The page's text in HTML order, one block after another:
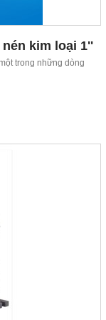
kim loại 1''
trong những dòng